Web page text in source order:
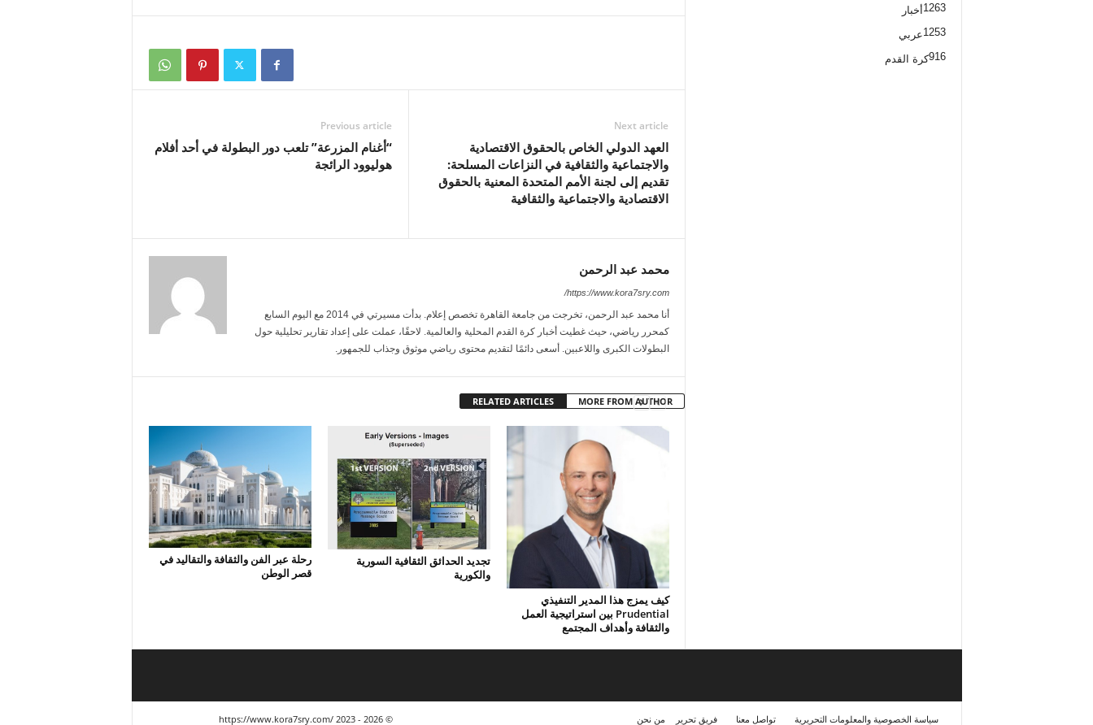
Previous article
“أغنام المزرعة” تلعب دور البطولة في أحد أفلام
هوليوود الرائجة
Next article
العهد الدولي الخاص بالحقوق الاقتصادية
والاجتماعية والثقافية في النزاعات المسلحة:
تقديم إلى لجنة الأمم المتحدة المعنية بالحقوق
الاقتصادية والاجتماعية والثقافية
محمد عبد الرحمن
https://www.kora7sry.com/
أنا محمد عبد الرحمن، تخرجت من جامعة القاهرة تخصص إعلام. بدأت مسيرتي في 2014 مع اليوم السابع
كمحرر رياضي، حيث غطيت أخبار كرة القدم المحلية والعالمية. لاحقًا، عملت على إعداد تقارير تحليلية حول
البطولات الكبرى واللاعبين. أسعى دائمًا لتقديم محتوى رياضي موثوق وجذاب للجمهور.
RELATED ARTICLES MORE FROM AUTHOR
رحلة عبر الفن والثقافة والتقاليد في
قصر الوطن
تجديد الحدائق الثقافية السورية
والكورية
كيف يمزج هذا المدير التنفيذي
Prudential بين استراتيجية العمل
والثقافة وأهداف المجتمع
أخبار 1263
عربي1253
كرة القدم916
سياسة الخصوصية والمعلومات التحريرية تواصل معنا فريق تحرير من نحن © https://www.kora7sry.com/ 2023 - 2026